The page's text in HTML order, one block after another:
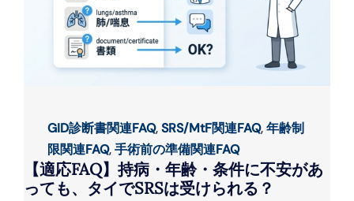
GID診断書関連FAQ,SRS/MtF関連FAQ,年齢制
限関連FAQ,手術前の準備関連FAQ
【適応FAQ】持病・年齢・条件に不安があ
っても、タイでSRSは受けられる？